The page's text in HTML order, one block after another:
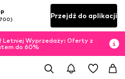
700) Przejdź do aplikacji
Letniej Wyprzedaży: Oferty z
do 60%